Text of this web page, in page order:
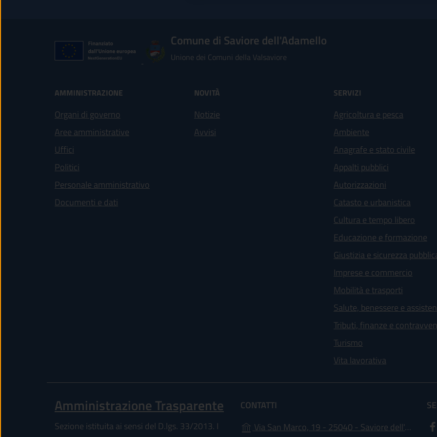
Comune di Saviore dell'Adamello
Unione dei Comuni della Valsaviore
AMMINISTRAZIONE
Organi di governo
Aree amministrative
Uffici
Politici
Personale amministrativo
Documenti e dati
NOVITÀ
Notizie
Avvisi
SERVIZI
Agricoltura e pesca
Ambiente
Anagrafe e stato civile
Appalti pubblici
Autorizzazioni
Catasto e urbanistica
Cultura e tempo libero
Educazione e formazione
Giustizia e sicurezza
Imprese e commercio
Mobilità e trasporti
Salute, benessere e
Tributi, finanze e
Turismo
Vita lavorativa
Amministrazione Trasparente
Sezione istituita ai sensi del D.lgs. 33/2013. I
CONTATTI
Via San Marco, 19 - 25040 - Saviore dell'Adamello (BS)